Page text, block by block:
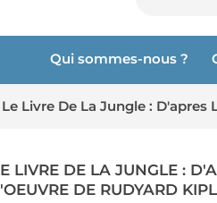
Qui sommes-nous ?
Le Livre De La Jungle :
LIVRE DE LA JUNGLE :
DE RUDYARD